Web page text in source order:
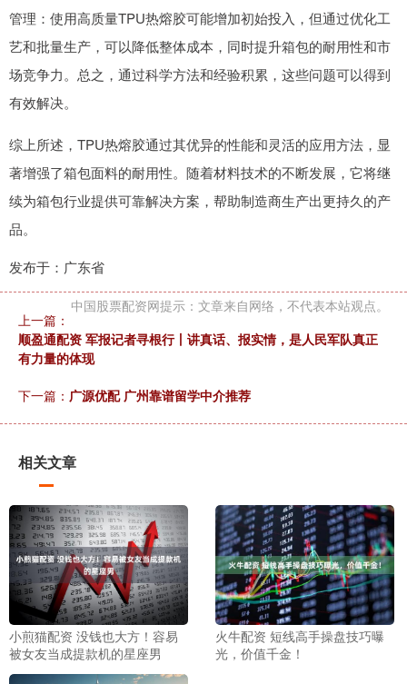
管理：使用高质量TPU热熔胶可能增加初始投入，但通过优化工
艺和批量生产，可以降低整体成本，同时提升箱包的耐用性和市
场竞争力。总之，通过科学方法和经验积累，这些问题可以得到
有效解决。
综上所述，TPU热熔胶通过其优异的性能和灵活的应用方法，显
著增强了箱包面料的耐用性。随着材料技术的不断发展，它将继
续为箱包行业提供可靠解决方案，帮助制造商生产出更持久的产
品。
发布于：广东省
中国股票配资网提示：文章来自网络，不代表本站观点。
上一篇：
顺盈通配资 军报记者寻根行丨讲真话、报实情，是人民军队真正
有力量的体现
下一篇： 广源优配 广州靠谱留学中介推荐
相关文章
小煎猫配资 没钱也大方！容易
被女友当成提款机的星座男
火牛配资 短线高手操盘技巧曝
光，价值千金！